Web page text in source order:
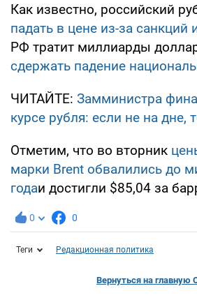
Как известно, российский
падать в цене из-за санкций
РФ тратит миллиарды
сдержать падение
ЧИТАЙТЕ: Замминистра
курсе рубля: если не на дне,
Отметим, что во вторник
марки Brent обвалились до
годаи достигли $85,04 за
0 0
Теги Редакционная политика
Вернуться на главную